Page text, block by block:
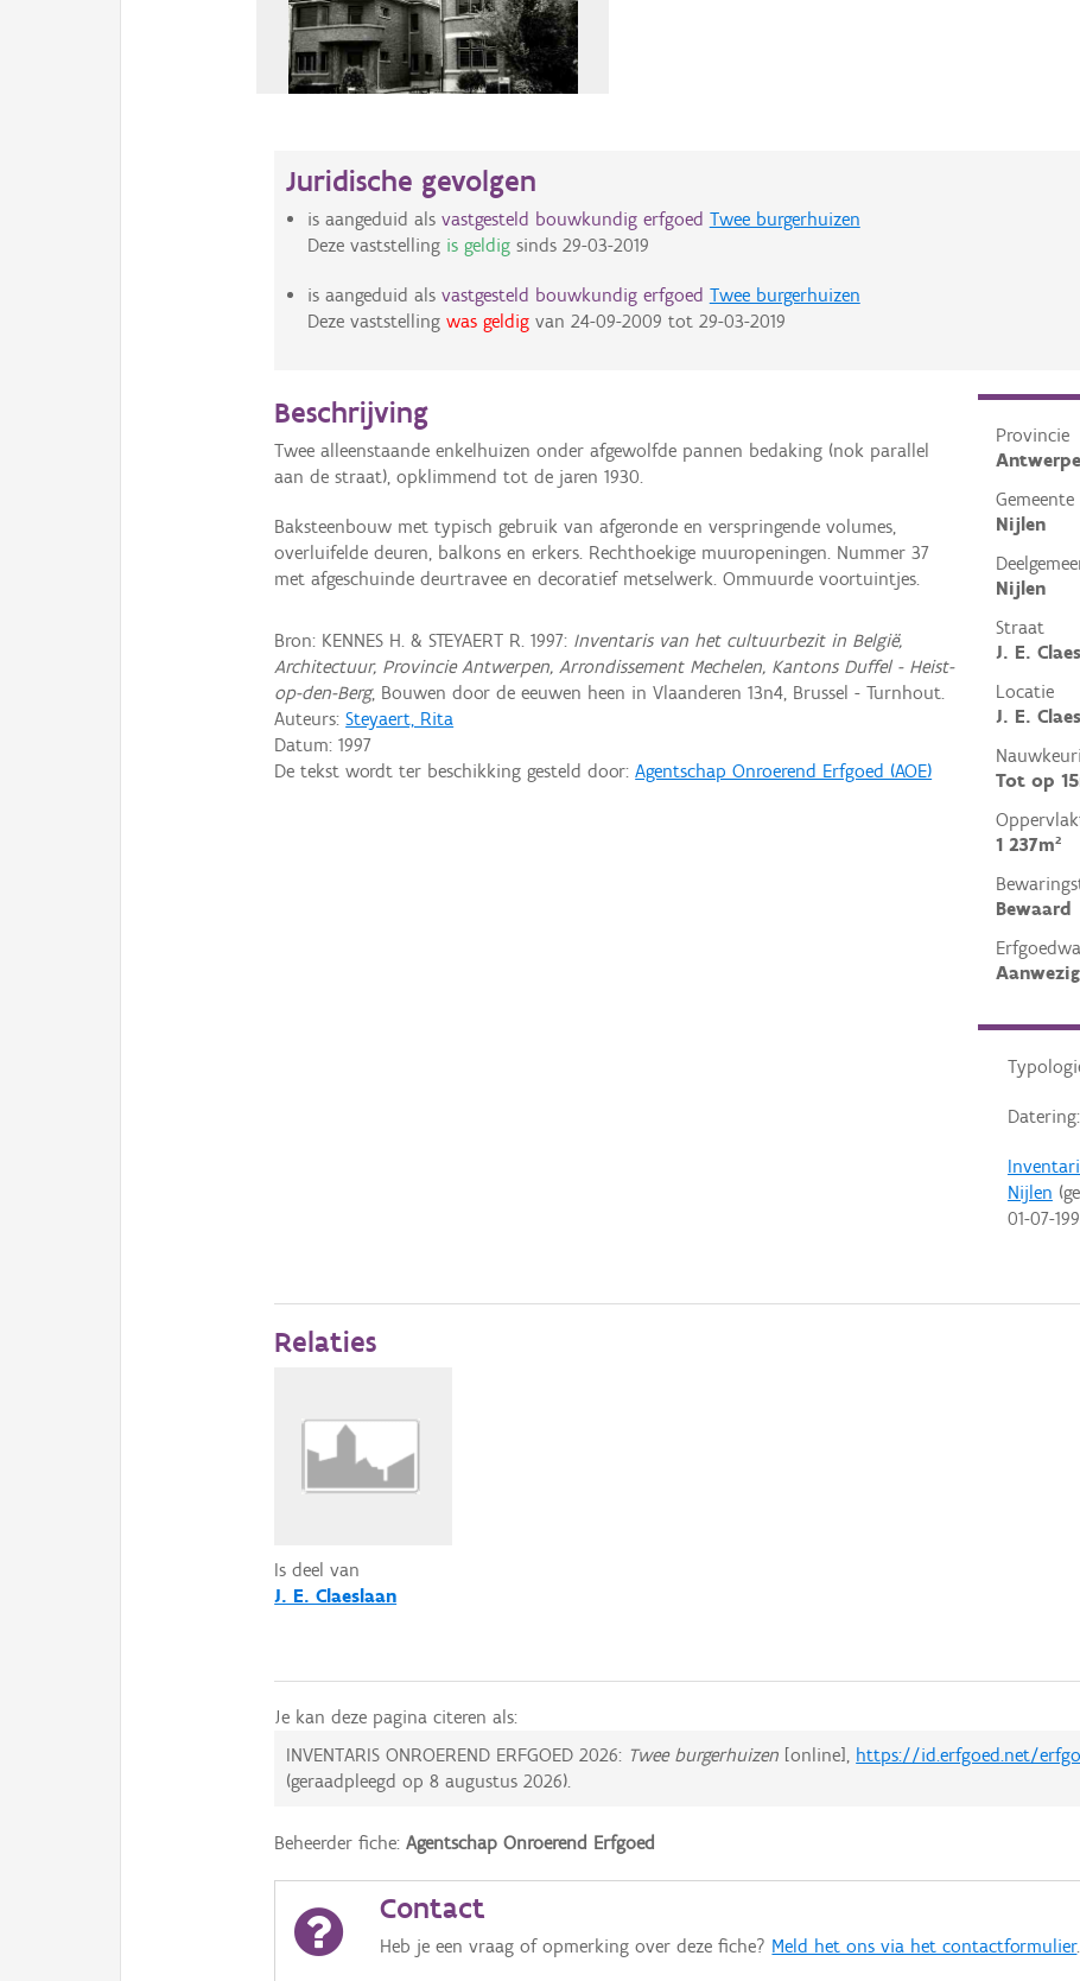
Juridische gevolgen
is aangeduid als vastgesteld bouwkundig erfgoed Twee burgerhuizen
Deze vaststelling is geldigsinds 29-03-2019
is aangeduid als vastgesteld bouwkundig erfgoed Twee burgerhuizen
Deze vaststelling was geldigvan 24-09-2009 tot 29-03-2019
Provincie
Gemeente
Nijlen
Nijlen
Straat
J. E.
Locatie
J. E.
Tot op
1 237m²
Bewaard
Aanwezig
Datering:
Nijlen
01-07-
Beschrijving
Twee alleenstaande enkelhuizen onder afgewolfde pannen bedaking (nok parallel
aan de straat), opklimmend tot de jaren 1930.
Baksteenbouw met typisch gebruik van afgeronde en verspringende volumes,
overluifelde deuren, balkons en erkers. Rechthoekige muuropeningen. Nummer 37
met afgeschuinde deurtravee en decoratief metselwerk. Ommuurde voortuintjes.
Bron: KENNES H. & STEYAERT R. 1997: Inventaris van het cultuurbezit in België,
Architectuur, Provincie Antwerpen, Arrondissement Mechelen, Kantons Duffel - Heist-
op-den-Berg, Bouwen door de eeuwen heen in Vlaanderen 13n4, Brussel - Turnhout.
Auteurs:Steyaert, Rita
Datum:1997
De tekst wordt ter beschikking gesteld door:Agentschap Onroerend Erfgoed (AOE)
Relaties
Is deel van
J. E. Claeslaan
Je kan deze pagina citeren als:
INVENTARIS ONROEREND ERFGOED 2026: Twee burgerhuizen [online], https://id.erfgoed.net/
(geraadpleegd op8 augustus 2026).
Beheerder fiche:Agentschap Onroerend Erfgoed
Contact
Heb je een vraag of opmerking over deze fiche? Meld het ons via het contactformulier.